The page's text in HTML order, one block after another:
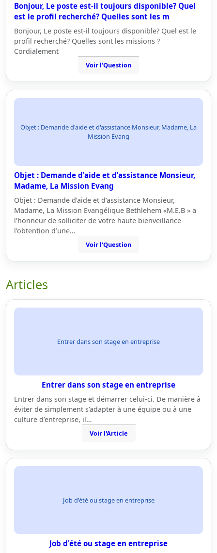
Bonjour, Le poste est-il toujours disponible? Quel
est le profil recherché? Quelles sont les m
Bonjour, Le poste est-il toujours disponible? Quel est le
profil recherché? Quelles sont les missions ?
Cordialement
Voir l'Question
Objet : Demande d'aide et d'assistance Monsieur, Madame, La
Mission Evang
Objet : Demande d'aide et d'assistance Monsieur,
Madame, La Mission Evang
Objet : Demande d’aide et d’assistance Monsieur,
Madame, La Mission Evangélique Bethlehem «M.E.B » a
l’honneur de solliciter de votre haute bienveillance
l’obtention d’une…
Voir l'Question
Articles
Entrer dans son stage en entreprise
Entrer dans son stage en entreprise
Entrer dans son stage et démarrer celui-ci. De manière à
éviter de simplement s’adapter à une équipe ou à une
culture d’entreprise, il…
Voir l'Article
Job d'été ou stage en entreprise
Job d'été ou stage en entreprise